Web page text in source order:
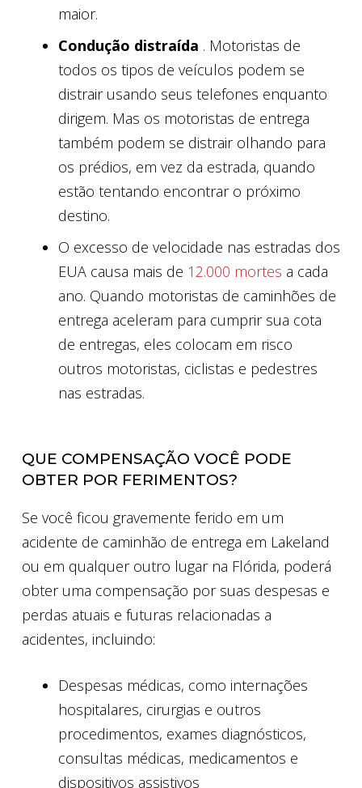
maior.
Condução distraída . Motoristas de
todos os tipos de veículos podem se
distrair usando seus telefones enquanto
dirigem. Mas os motoristas de entrega
também podem se distrair olhando para
os prédios, em vez da estrada, quando
estão tentando encontrar o próximo
destino.
O excesso de velocidade nas estradas dos
EUA causa mais de 12.000 mortes a cada
ano. Quando motoristas de caminhões de
entrega aceleram para cumprir sua cota
de entregas, eles colocam em risco
outros motoristas, ciclistas e pedestres
nas estradas.
QUE COMPENSAÇÃO VOCÊ PODE
OBTER POR FERIMENTOS?
Se você ficou gravemente ferido em um
acidente de caminhão de entrega em Lakeland
ou em qualquer outro lugar na Flórida, poderá
obter uma compensação por suas despesas e
perdas atuais e futuras relacionadas a
acidentes, incluindo:
Despesas médicas, como internações
hospitalares, cirurgias e outros
procedimentos, exames diagnósticos,
consultas médicas, medicamentos e
dispositivos assistivos